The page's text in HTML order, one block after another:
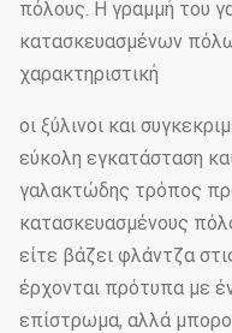
πόλους. Η γραμμή του
κατασκευασμένων
χαρακτηριστική
οι ξύλινοι και
εύκολη εγκατάσταση
γαλακτώδης τρόπος
κατασκευασμένους
είτε βάζει φλάντζα
έρχονται πρότυπα με
επίστρωμα, αλλά